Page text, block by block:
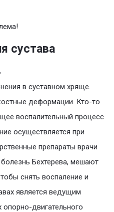
сустава
в суставном хряще.
деформации. Кто-то
воспалительный процесс
осуществляется при
препараты врачи
Бехтерева, мешают
снять воспаление и
является ведущим
двигательного